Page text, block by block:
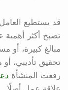
قد يستطيع
تصبح أكثر أهمية
مبالغ كبيرة، أو
تحقيق تأديبي، أو
رفعت المنشأة